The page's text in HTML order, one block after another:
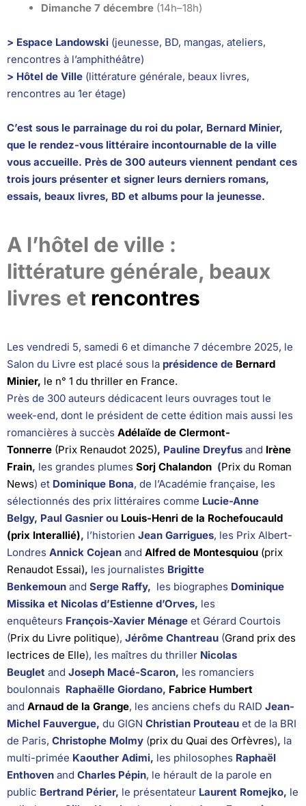
Dimanche 7 décembre (14h–18h)
> Espace Landowski (jeunesse, BD, mangas, ateliers,
rencontres à l’amphithéâtre)
> Hôtel de Ville (littérature générale, beaux livres,
rencontres au 1er étage)
C’est sous le parrainage du roi du polar, Bernard Minier,
que le rendez-vous littéraire incontournable de la ville
vous accueille. Près de 300 auteurs viennent pendant ces
trois jours présenter et signer leurs derniers romans,
essais, beaux livres, BD et albums pour la jeunesse.
A l’hôtel de ville :
littérature générale, beaux
livres et rencontres
Les vendredi 5, samedi 6 et dimanche 7 décembre 2025, le
Salon du Livre est placé sous la présidence de Bernard
Minier, le n° 1 du thriller en France.
Près de 300 auteurs dédicacent leurs ouvrages tout le
week-end, dont le président de cette édition mais aussi les
romancières à succès Adélaïde de Clermont-
Tonnerre (Prix Renaudot 2025), Pauline Dreyfus and Irène
Frain, les grandes plumes Sorj Chalandon (Prix du Roman
News) et Dominique Bona, de l’Académie française, les
sélectionnés des prix littéraires comme Lucie-Anne
Belgy, Paul Gasnier ou Louis-Henri de la Rochefoucauld
(prix Interallié), l’historien Jean Garrigues, les Prix Albert-
Londres Annick Cojean and Alfred de Montesquiou (prix
Renaudot Essai), les journalistes Brigitte
Benkemoun and Serge Raffy, les biographes Dominique
Missika et Nicolas d’Estienne d’Orves, les
enquêteurs François-Xavier Ménage et Gérard Courtois
(Prix du Livre politique), Jérôme Chantreau (Grand prix des
lectrices de Elle), les maîtres du thriller Nicolas
Beuglet and Joseph Macé-Scaron, les romanciers
boulonnais Raphaëlle Giordano, Fabrice Humbert
and Arnaud de la Grange, les anciens chefs du RAID Jean-
Michel Fauvergue, du GIGN Christian Prouteau et de la BRI
de Paris, Christophe Molmy (prix du Quai des Orfèvres), la
multi-primée Kaouther Adimi, les philosophes Raphaël
Enthoven and Charles Pépin, le hérault de la parole en
public Bertrand Périer, le présentateur Laurent Romejko, le